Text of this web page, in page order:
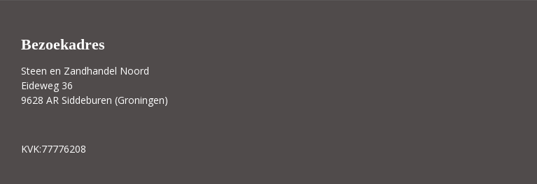
Bezoekadres
Steen en Zandhandel Noord
Eideweg 36
9628 AR Siddeburen (Groningen)
KVK:77776208